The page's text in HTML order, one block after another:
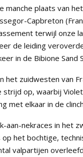
plaats van
Capbreton
terwijl onze
de leiding
in de Bibione Sand
het zuidwesten van
op, waarbij
met elkaar in de
aan-nekraces in het
het bochtige,
valpartijen